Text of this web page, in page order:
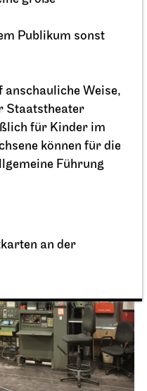
Publikum sonst
anschauliche Weise,
Staatstheater
für Kinder im
können für die
Führung
an der